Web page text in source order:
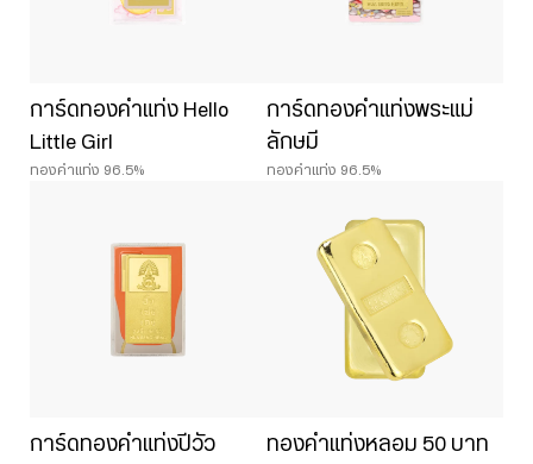
การ์ดทองคำแท่ง Hello
Little Girl
ทองคำแท่ง 96.5%
การ์ดทองคำแท่งพระแม่
ลักษมี
ทองคำแท่ง 96.5%
การ์ดทองคำแท่งปีวัว ทองคำแท่งหลอม 50 บาท